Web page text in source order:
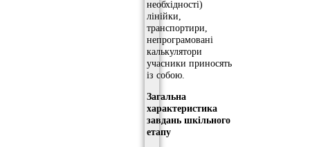
необхідності)
лінійки,
транспортири,
непрограмовані
калькулятори
учасники приносять
із собою.
Загальна
характеристика
завдань шкільного
етапу